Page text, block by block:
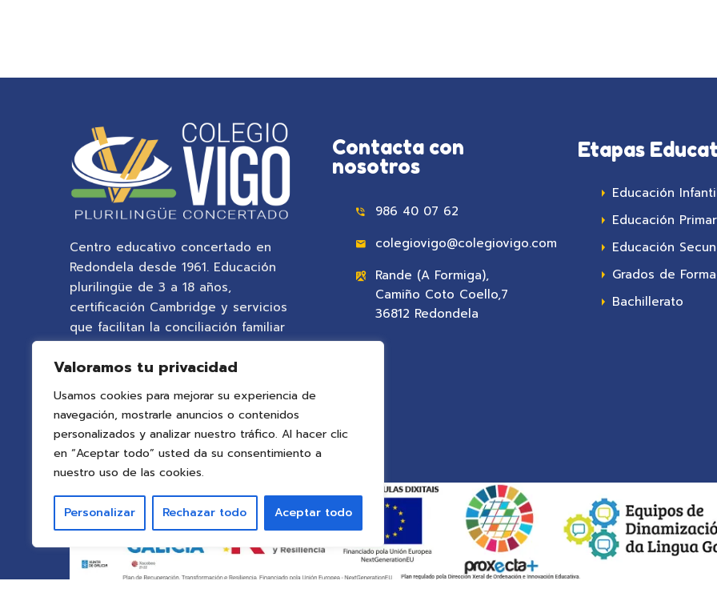
Valoramos tu privacidad
Usamos cookies para mejorar su experiencia de
navegación, mostrarle anuncios o contenidos
personalizados y analizar nuestro tráfico. Al hacer clic
en “Aceptar todo” usted da su consentimiento a
nuestro uso de las cookies.
Personalizar Rechazar todo Aceptar todo
Centro educativo concertado en
Redondela desde 1961. Educación
plurilingüe de 3 a 18 años,
certificación Cambridge y servicios
que facilitan la conciliación familiar
Contacta con
nosotros
986 40 07 62
colegiovigo@colegiovigo.com
Rande (A Formiga),
Camiño Coto Coello,7
36812 Redondela
Etapas
Educación
Educación
Educación
Grados de
Bachillerato